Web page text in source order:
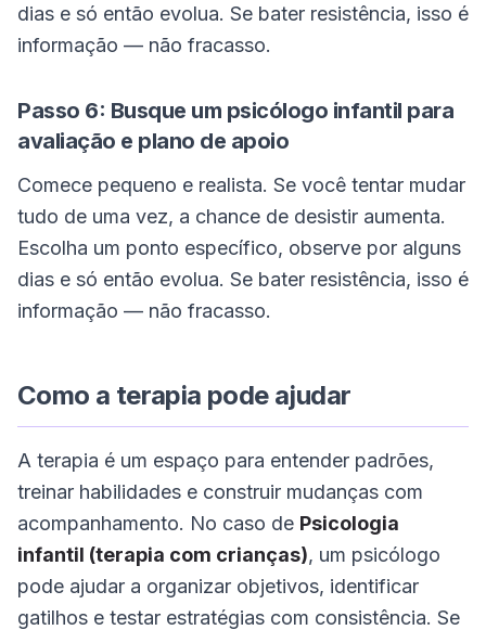
dias e só então evolua. Se bater resistência, isso é
informação — não fracasso.
Passo 6: Busque um psicólogo infantil para
avaliação e plano de apoio
Comece pequeno e realista. Se você tentar mudar
tudo de uma vez, a chance de desistir aumenta.
Escolha um ponto específico, observe por alguns
dias e só então evolua. Se bater resistência, isso é
informação — não fracasso.
Como a terapia pode ajudar
A terapia é um espaço para entender padrões,
treinar habilidades e construir mudanças com
acompanhamento. No caso de Psicologia
infantil (terapia com crianças), um psicólogo
pode ajudar a organizar objetivos, identificar
gatilhos e testar estratégias com consistência. Se